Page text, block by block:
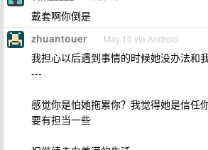
戴套啊你倒是
zhuantouer May 10 via Android
我担心以后遇到事情的时候她没办法和
---
感觉你是怕她拖累你？我觉得她是信任
要有担当一些